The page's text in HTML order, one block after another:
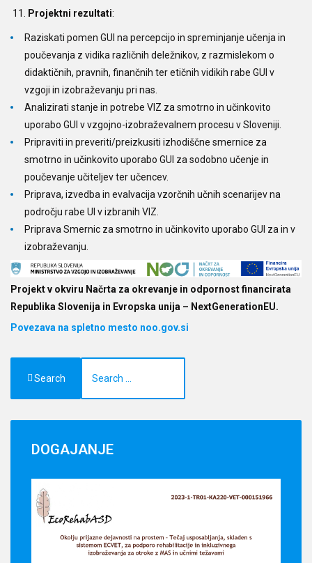
Projektni rezultati:
Raziskati pomen GUI na percepcijo in spreminjanje učenja in
poučevanja z vidika različnih deležnikov, z razmislekom o
didaktičnih, pravnih, finančnih ter etičnih vidikih rabe GUI v
vzgoji in izobraževanju pri nas.
Analizirati stanje in potrebe VIZ za smotrno in učinkovito
uporabo GUI v vzgojno-izobraževalnem procesu v Sloveniji.
Pripraviti in preveriti/preizkusiti izhodiščne smernice za
smotrno in učinkovito uporabo GUI za sodobno učenje in
poučevanje učiteljev ter učencev.
Priprava, izvedba in evalvacija vzorčnih učnih scenarijev na
področju rabe UI v izbranih VIZ.
Priprava Smernic za smotrno in učinkovito uporabo GUI za in v
izobraževanju.
Projekt v okviru Načrta za okrevanje in odpornost financirata
Republika Slovenija in Evropska unija – NextGenerationEU.
Povezava na spletno mesto noo.gov.si
Search
DOGAJANJE